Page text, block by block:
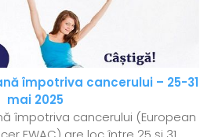
împotriva cancerului – 25-31
mai 2025
împotriva cancerului (European